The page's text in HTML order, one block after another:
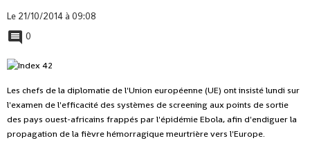
Le 21/10/2014à 09:08
0
Les chefs de la diplomatie de l'Union européenne (UE) ont insisté lundi sur
l'examen de l'efficacité des systèmes de screening aux points de sortie
des pays ouest-africains frappés par l'épidémie Ebola, afin d'endiguer la
propagation de la fièvre hémorragique meurtrière vers l'Europe.